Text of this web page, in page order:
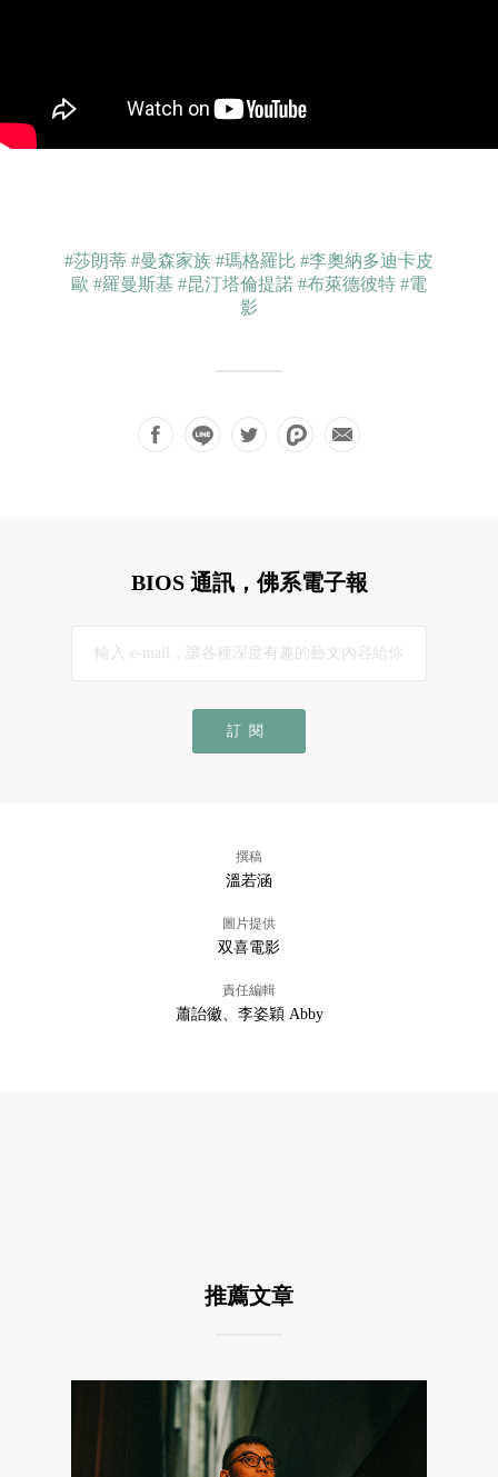
#莎朗蒂 #曼森家族 #瑪格羅比 #李奧納多迪卡皮
歐 #羅曼斯基 #昆汀塔倫提諾 #布萊德彼特 #電
影
BIOS 通訊，佛系電子報
訂閱
撰稿
溫若涵
圖片提供
双喜電影
責任編輯
蕭詒徽、李姿穎 Abby
推薦文章